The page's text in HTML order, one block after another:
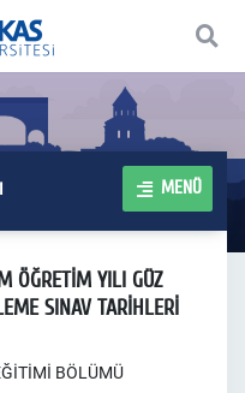
MENÜ
ÖĞRETİM YILI GÜZ
SINAV TARİHLERİ
BÖLÜMÜ